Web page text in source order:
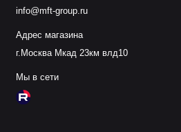
info@mft-group.ru
Адрес магазина
г.Москва Мкад 23км влд10
Мы в сети